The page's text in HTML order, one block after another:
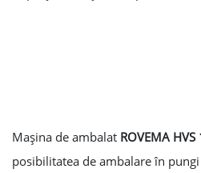
Maşina de ambalat ROVEMA
posibilitatea de ambalare în